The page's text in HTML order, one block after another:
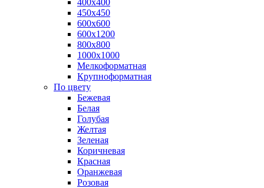
400х400
450х450
600х600
600х1200
800х800
1000х1000
Мелкоформатная
Крупноформатная
По цвету
Бежевая
Белая
Голубая
Желтая
Зеленая
Коричневая
Красная
Оранжевая
Розовая